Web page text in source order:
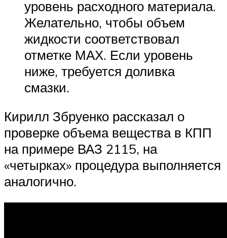
уровень расходного материала.
Желательно, чтобы объем
жидкости соответствовал
отметке МАХ. Если уровень
ниже, требуется доливка
смазки.
Кирилл Збруенко рассказал о
проверке объема вещества в КПП
на примере ВАЗ 2115, на
«четырках» процедура выполняется
аналогично.